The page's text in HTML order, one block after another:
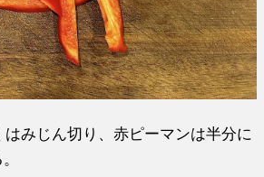
みじん切り、赤ピーマンは半分に